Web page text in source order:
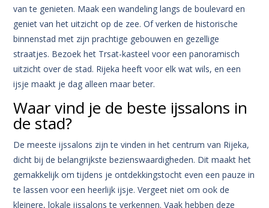
van te genieten. Maak een wandeling langs de boulevard en
geniet van het uitzicht op de zee. Of verken de historische
binnenstad met zijn prachtige gebouwen en gezellige
straatjes. Bezoek het Trsat-kasteel voor een panoramisch
uitzicht over de stad. Rijeka heeft voor elk wat wils, en een
ijsje maakt je dag alleen maar beter.
Waar vind je de beste ijssalons in
de stad?
De meeste ijssalons zijn te vinden in het centrum van Rijeka,
dicht bij de belangrijkste bezienswaardigheden. Dit maakt het
gemakkelijk om tijdens je ontdekkingstocht even een pauze in
te lassen voor een heerlijk ijsje. Vergeet niet om ook de
kleinere, lokale ijssalons te verkennen. Vaak hebben deze